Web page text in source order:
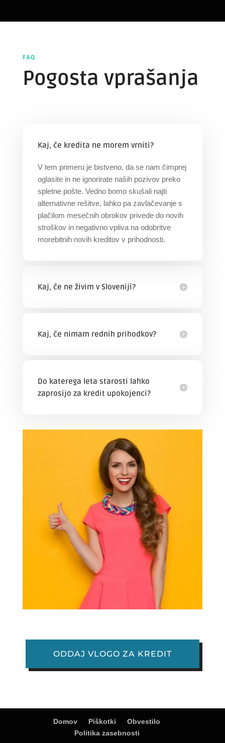
FAQ
Pogosta vprašanja
Kaj, če kredita ne morem vrniti?
V tem primeru je bistveno, da se nam čimprej
oglasite in ne ignorirate naših pozivov preko
spletne pošte. Vedno bomo skušali najti
alternativne rešitve, lahko pa zavlačevanje s
plačilom mesečnih obrokov privede do novih
stroškov in negativno vpliva na odobritve
morebitnih novih kreditov v prihodnosti.
Kaj, če ne živim v Sloveniji?
Kaj, če nimam rednih prihodkov?
Do katerega leta starosti lahko
zaprosijo za kredit upokojenci?
ODDAJ VLOGO ZA KREDIT
Domov Piškotki
Obvestilo
Politika zasebnosti